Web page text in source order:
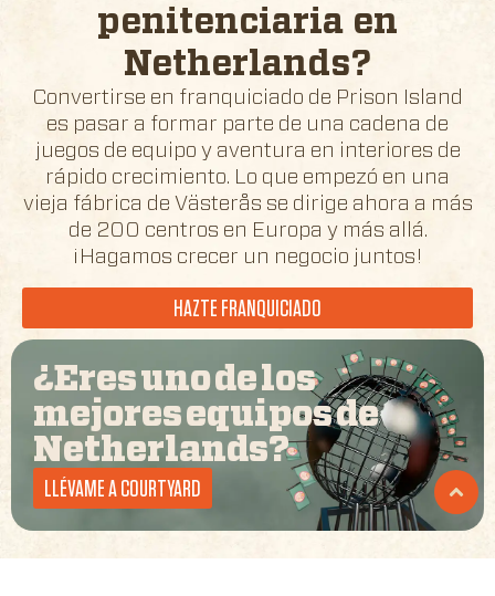
penitenciaria en
Netherlands?
Convertirse en franquiciado de Prison Island
es pasar a formar parte de una cadena de
juegos de equipo y aventura en interiores de
rápido crecimiento. Lo que empezó en una
vieja fábrica de Västerås se dirige ahora a más
de 200 centros en Europa y más allá.
¡Hagamos crecer un negocio juntos!
HAZTE FRANQUICIADO
¿Eres uno de los
mejores equipos de
Netherlands?
LLÉVAME A COURTYARD